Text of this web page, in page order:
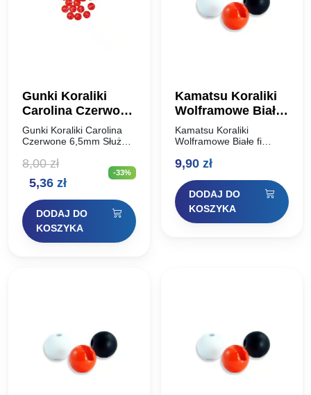
Gunki Koraliki
Carolina Czerwone
6,5mm
Gunki Koraliki Carolina
Czerwone 6,5mm Służą
również, dzięki
intensywnemu kolorowi,
podnoszą atrakcyjność
Kolor: Czerwony
Opakowanie: 15szt
8,00zł
Pierwotna
cena
wynosiła:
8,00 zł.
5,36 złAktualna
cena
wynosi:
5,36 zł.
-33%
DODAJ DO
KOSZYKA
Kamatsu Koraliki
Wolframowe Białe
fi 3,5mm 0,35g
Kamatsu Koraliki
Wolframowe Białe fi
koraliki wolframowe z
przystosowanym do
zakładania na haczyk z
oczkiem. Przy ich użyciu
w połączeniu z…
9,90 zł
DODAJ DO
KOSZYKA